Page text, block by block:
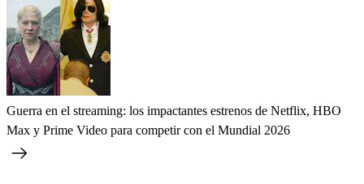
Guerra en el streaming: los impactantes estrenos de Netflix, HBO
Max y Prime Video para competir con el Mundial 2026